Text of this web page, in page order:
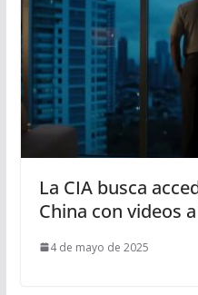
La CIA busca
China con videos
4 de mayo de 2025